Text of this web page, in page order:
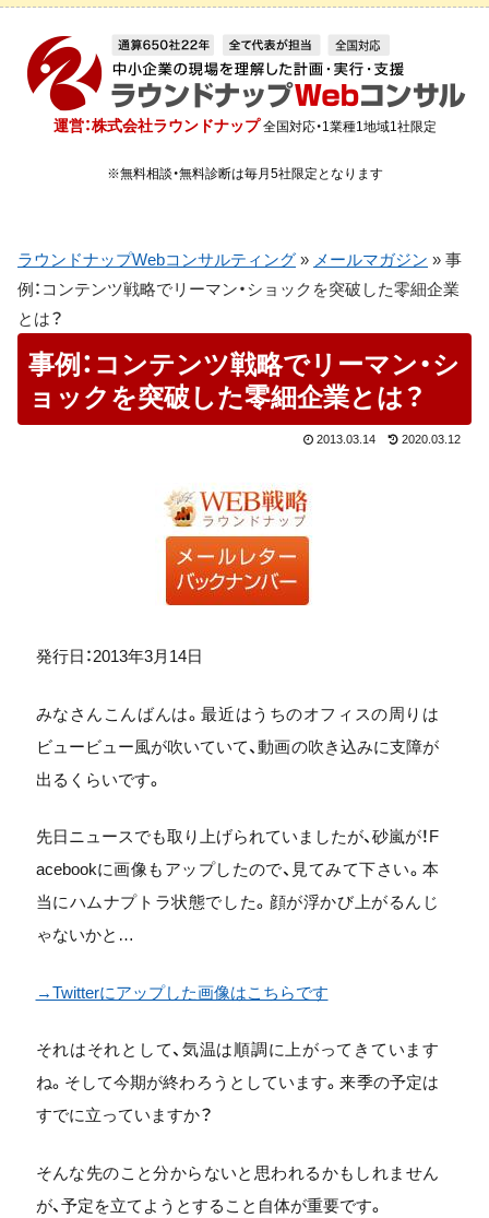
運営：株式会社ラウンドナップ 全国対応・1業種1地域1社限定
※無料相談・無料診断は毎月5社限定となります
ラウンドナップWebコンサルティング » メールマガジン » 事
例：コンテンツ戦略でリーマン・ショックを突破した零細企業
とは？
事例：コンテンツ戦略でリーマン・シ
ョックを突破した零細企業とは？
2013.03.14 2020.03.12
発行日：2013年3月14日
みなさんこんばんは。最近はうちのオフィスの周りは
ビュービュー風が吹いていて、動画の吹き込みに支障が
出るくらいです。
先日ニュースでも取り上げられていましたが、砂嵐が！F
acebookに画像もアップしたので、見てみて下さい。本
当にハムナプトラ状態でした。顔が浮かび上がるんじ
ゃないかと…
→Twitterにアップした画像はこちらです
それはそれとして、気温は順調に上がってきています
ね。そして今期が終わろうとしています。来季の予定は
すでに立っていますか？
そんな先のこと分からないと思われるかもしれません
が、予定を立てようとすること自体が重要です。